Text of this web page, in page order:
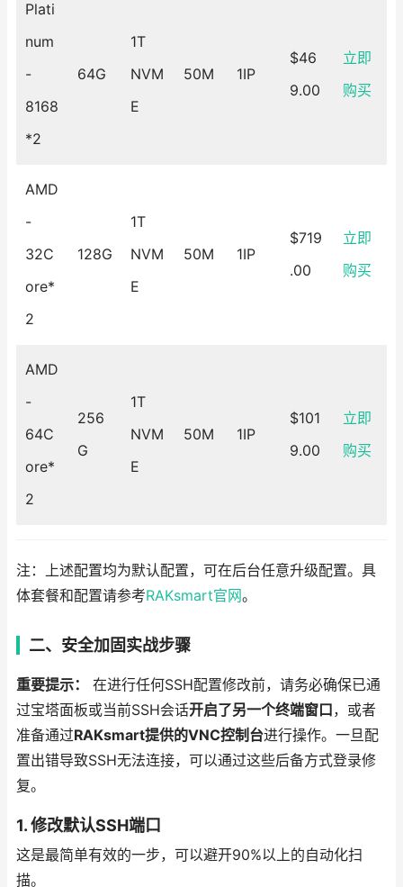
Plati
num
-
8168
*2
64G
1T
NVM
E
50M 1IP
$46
9.00
立即
购买
AMD
-
32C
ore*
2
128G
1T
NVM
E
50M 1IP
$719
.00
立即
购买
AMD
-
64C
ore*
2
256
G
1T
NVM
E
50M 1IP
$101
9.00
立即
购买
注：上述配置均为默认配置，可在后台任意升级配置。具
体套餐和配置请参考RAKsmart官网。
二、安全加固实战步骤
重要提示：
在进行任何SSH配置修改前，请务必确保已通
过宝塔面板或当前SSH会话开启了另一个终端窗口，或者
准备通过RAKsmart提供的VNC控制台进行操作。一旦配
置出错导致SSH无法连接，可以通过这些后备方式登录修
复。
1. 修改默认SSH端口
这是最简单有效的一步，可以避开90%以上的自动化扫
描。